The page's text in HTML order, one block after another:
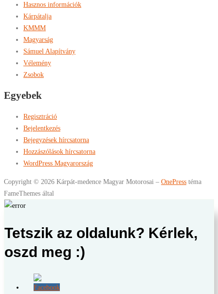
Hasznos információk
Kárpátalja
KMMM
Magyarság
Sámuel Alapítvány
Vélemény
Zsobok
Egyebek
Regisztráció
Bejelentkezés
Bejegyzések hírcsatorna
Hozzászólások hírcsatorna
WordPress Magyarország
Copyright © 2026 Kárpát-medence Magyar Motorosai – OnePress téma
FameThemes által
Tetszik az oldalunk? Kérlek,
oszd meg :)